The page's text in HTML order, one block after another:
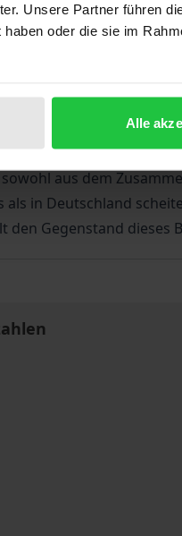
Unsere Partner führen
oder die sie im
Alle
eine demokratische
infolge des
aus dem
in Deutschland
Gegenstand dieses